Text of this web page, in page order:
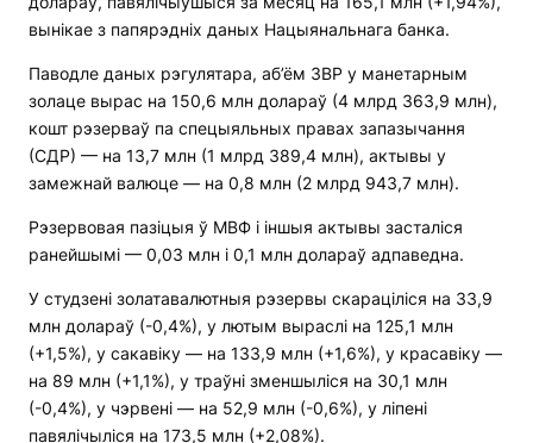
вынікае з папярэдніх даных Нацыянальнага банка.
Паводле даных рэгулятара, аб’ём ЗВР у манетарным
золаце вырас на 150,6 млн долараў (4 млрд 363,9 млн),
кошт рэзерваў па спецыяльных правах запазычання
(СДР) — на 13,7 млн (1 млрд 389,4 млн), актывы у
замежнай валюце — на 0,8 млн (2 млрд 943,7 млн).
Рэзервовая пазіцыя ў МВФ і іншыя актывы засталіся
ранейшымі — 0,03 млн і 0,1 млн долараў адпаведна.
У студзені золатавалютныя рэзервы скараціліся на 33,9
млн долараў (-0,4%), у лютым выраслі на 125,1 млн
(+1,5%), у сакавіку — на 133,9 млн (+1,6%), у красавіку —
на 89 млн (+1,1%), у траўні зменшыліся на 30,1 млн
(-0,4%), у чэрвені — на 52,9 млн (-0,6%), у ліпені
павялічыліся на 173,5 млн (+2,08%).